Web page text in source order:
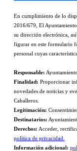
En cumplimiento de lo
2016/679, El
su dirección electrónica,
figurar en este formulario
personal cuyas
Responsable:
Finalidad: Proporcionar
novedades de noticias y
Caballeros.
Legitimación:
Destinatarios:
Derechos: Acceder,
política de privacidad.
Información adicional: